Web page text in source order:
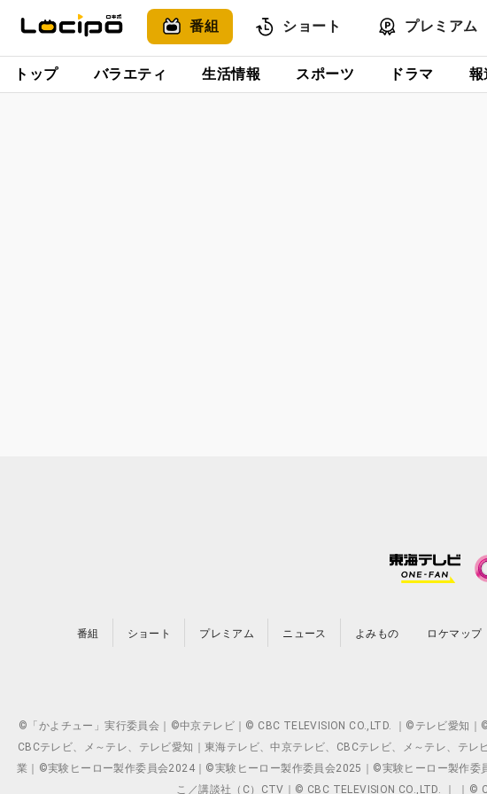
番組 ショート プレミアム
トップ バラエティ 生活情報 スポーツ ドラマ 報
番組 ショート プレミアム ニュース よみもの ロケマップ
©「かよチュー」実行委員会｜©中京テレビ｜© CBC TELEVISION CO.,LTD. ｜©テレビ愛知
CBCテレビ、メ～テレ、テレビ愛知｜東海テレビ、中京テレビ、CBCテレビ、メ～テレ、
業｜©実験ヒーロー製作委員会2024｜©実験ヒーロー製作委員会2025｜©実験ヒーロー製作委
こ／講談社（C）CTV｜© CBC TELEVISION CO.,LTD. ｜ ｜